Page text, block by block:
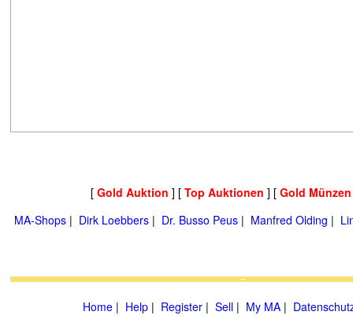
[ Gold Auktion ] [ Top Auktionen ] [ Gold
MA-Shops | Dirk Loebbers | Dr. Busso Peus | Manfred Olding |
Home | Help | Register | Sell | My MA |